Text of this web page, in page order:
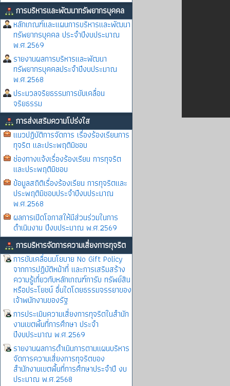
การบริหารและพัฒนาทรัพยากรบุคคล
หลักเกณฑ์และแผนการบริหารและพัฒนา
ทรัพยากรบุคคล ประจำปีงบประมาณ
พ.ศ.2569
รายงานผลการบริหารและพัฒนา
ทรัพยากรบุคคลประจำปีงบประมาณ
พ.ศ.2568
ประมวลจริยธรรมการขับเคลื่อน
จริยธรรม
การส่งเสริมความโปร่งใส
แนวปฏิบัติการจัดการ เรื่องร้องเรียนการ
ทุจริต และประพฤติมิชอบ
ช่องทางแจ้งเรื่องร้องเรียน การทุจริต
และประพฤติมิชอบ
ข้อมูลสถิติเรื่องร้องเรียน การทุจริตและ
ประพฤติมิชอบประจำปีงบประมาณ
พ.ศ.2568
ผลการเปิดโอกาสให้มีส่วนร่วมในการ
ดำเนินงาน ปีงบประมาณ พ.ศ.2569
การบริหารจัดการความเสี่ยงการทุจริต
การขับเคลื่อนนโยบาย No Gift Policy
จากการปฏิบัติหน้าที่ และการเสริมสร้าง
ความรู้เกี่ยวกับหลักเกณฑ์การับ ทรัพย์สิน
หรือประโยชน์ อื่นใดโดยธรรมจรรยาของ
เจ้าพนักงานของรัฐ
การประเมินความเสี่ยงการทุจริตในสำนัก
งานเขตพิ้นที่การศึกษา ประจำ
ปีงบประมาณ พ.ศ.2569
รายงานผลการดำเนินการตามแผนบริหาร
จัดการความเสี่ยงการทุจริตของ
สำนักงานเขตพื้นที่การศึกษาประจำปี งบ
ประมาณ พ.ศ.2568